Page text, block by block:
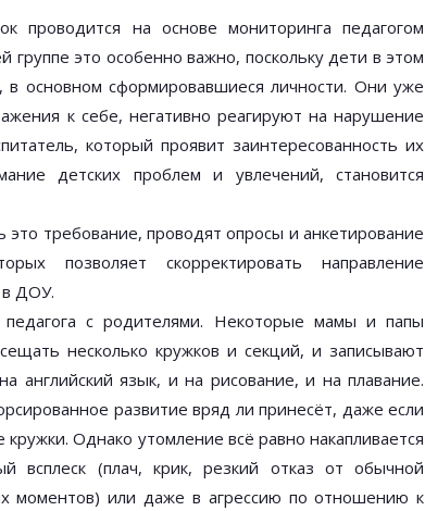
на основе мониторинга педагогом
группе это особенно важно, поскольку дети в этом
в основном сформировавшиеся личности. Они уже
к себе, негативно реагируют на нарушение
который проявит заинтересованность их
детских проблем и увлечений, становится
требование, проводят опросы и анкетирование
позволяет скорректировать направление
в ДОУ.
с родителями. Некоторые мамы и папы
несколько кружков и секций, и записывают
английский язык, и на рисование, и на плавание.
развитие вряд ли принесёт, даже если
Однако утомление всё равно накапливается
всплеск (плач, крик, резкий отказ от обычной
моментов) или даже в агрессию по отношению к